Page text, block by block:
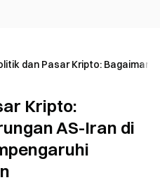
dan Pasar Kripto:
Kripto:
AS-Iran di